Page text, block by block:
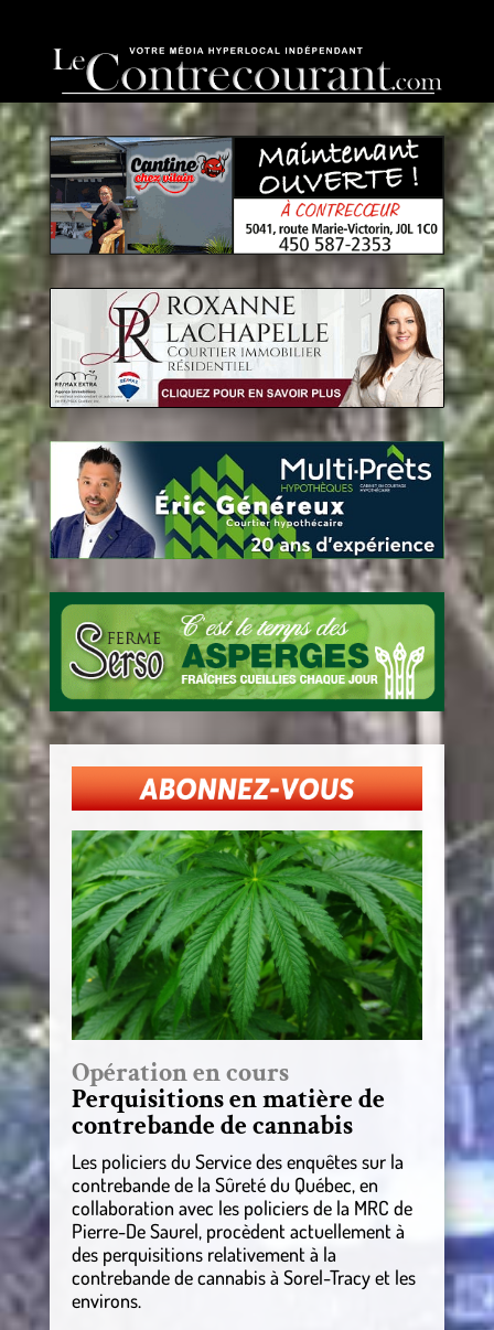
Opération en cours
Perquisitions en matière de
contrebande de cannabis
Les policiers du Service des enquêtes sur la
contrebande de la Sûreté du Québec, en
collaboration avec les policiers de la MRC de
Pierre-De Saurel, procèdent actuellement à
des perquisitions relativement à la
contrebande de cannabis à Sorel-Tracy et les
environs.